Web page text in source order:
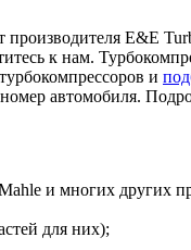
E&E
к нам.
и
автомобиля.
и многих других
для них);